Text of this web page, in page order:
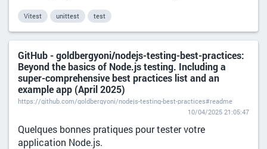
Vitest unittest test
GitHub - goldbergyoni/nodejs-testing-best-practices:
Beyond the basics of Node.js testing. Including a
super-comprehensive best practices list and an
example app (April 2025)
https://github.com/goldbergyoni/nodejs-testing-best-practices#readme
10/04/2025 21:05:47
Quelques bonnes pratiques pour tester votre
application Node.js.